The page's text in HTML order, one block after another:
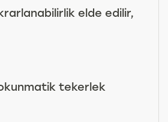
elde edilir,
tekerlek